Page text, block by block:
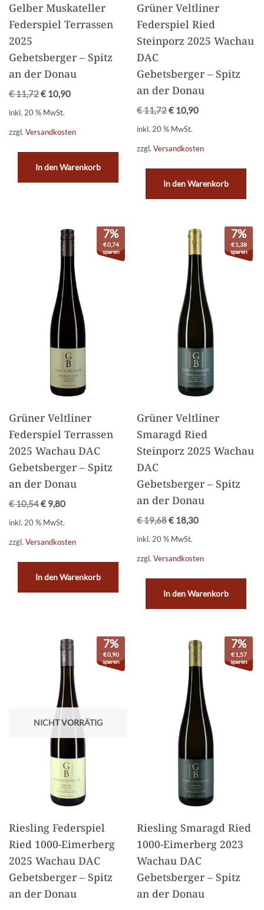
Gelber Muskateller
Federspiel Terrassen
2025
Gebetsberger – Spitz
an der Donau
€11,72€ 10,90
inkl. 20 % MwSt.
zzgl. Versandkosten
In den Warenkorb
Grüner Veltliner
Federspiel Ried
Steinporz 2025 Wachau
DAC
Gebetsberger – Spitz
an der Donau
€11,72€ 10,90
inkl. 20 % MwSt.
zzgl.Versandkosten
In den Warenkorb
7%
€0,74
sparen
Grüner Veltliner
Federspiel Terrassen
2025 Wachau DAC
Gebetsberger – Spitz
an der Donau
€10,54€ 9,80
inkl. 20 % MwSt.
zzgl. Versandkosten
In den Warenkorb
7%
€1,38
sparen
Grüner Veltliner
Smaragd Ried
Steinporz 2025 Wachau
DAC
Gebetsberger – Spitz
an der Donau
€19,68€ 18,30
inkl. 20 % MwSt.
zzgl.Versandkosten
In den Warenkorb
NICHT VORRÄTIG
7%
€0,90
sparen
Riesling Federspiel
Ried 1000-Eimerberg
2025 Wachau DAC
Gebetsberger – Spitz
an der Donau
7%
€1,57
sparen
Riesling Smaragd Ried
1000-Eimerberg 2023
Wachau DAC
Gebetsberger – Spitz
an der Donau